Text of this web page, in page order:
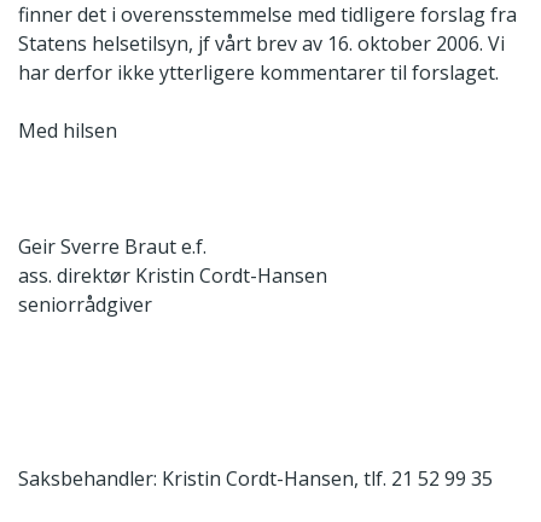
finner det i overensstemmelse med tidligere forslag fra
Statens helsetilsyn, jf vårt brev av 16. oktober 2006. Vi
har derfor ikke ytterligere kommentarer til forslaget.
Med hilsen
Geir Sverre Braut e.f.
ass. direktør Kristin Cordt-Hansen
seniorrådgiver
Saksbehandler: Kristin Cordt-Hansen, tlf. 21 52 99 35